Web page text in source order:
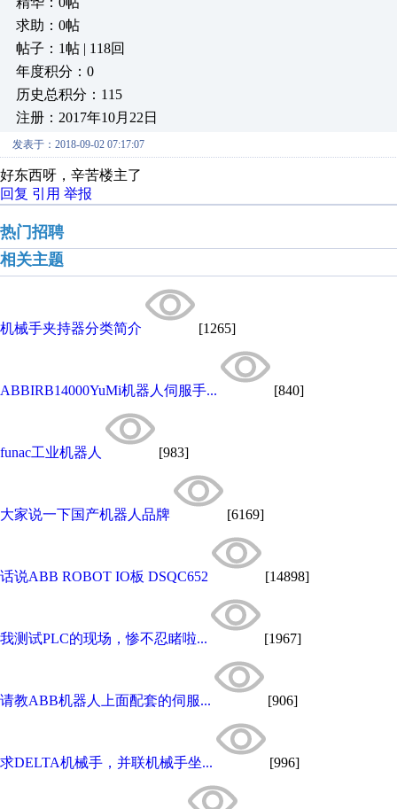
求助：0帖
帖子：1帖 | 118回
年度积分：0
历史总积分：115
注册：2017年10月22日
发表于：2018-09-02 07:17:07
好东西呀，辛苦楼主了
回复 引用 举报
热门招聘
相关主题
机械手夹持器分类简介 [1265]
ABBIRB14000YuMi机器人伺服手... [840]
funac工业机器人 [983]
大家说一下国产机器人品牌 [6169]
话说ABB ROBOT IO板 DSQC652 [14898]
我测试PLC的现场，惨不忍睹啦... [1967]
请教ABB机器人上面配套的伺服... [906]
求DELTA机械手，并联机械手坐... [996]